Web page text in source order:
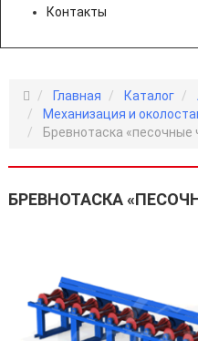
Контакты
Главная Каталог
Механизация и
Бревнотаска «песочные
БРЕВНОТАСКА